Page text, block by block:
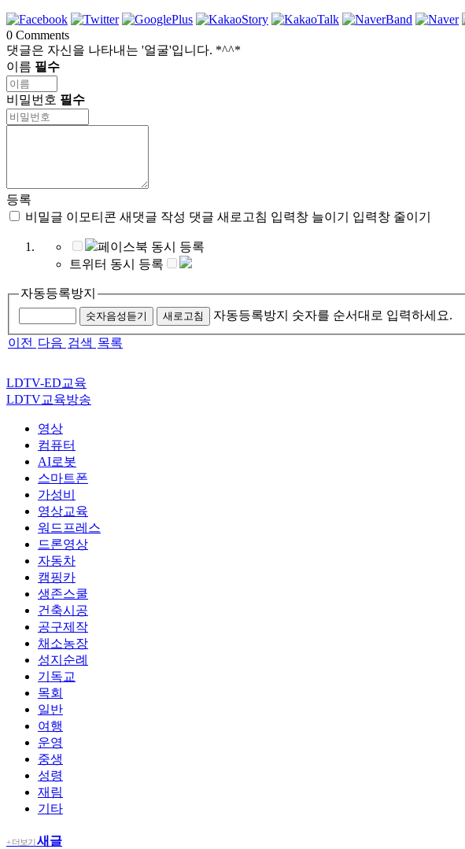
0 Comments
댓글은 자신을 나타내는 '얼굴'입니다. *^^*
이름 필수
비밀번호 필수
등록
비밀글 이모티콘 새댓글 작성 댓글 새로고침 입력창 늘이기 입력창 줄이기
페이스북 동시 등록
트위터 동시 등록
자동등록방지
숫자음성듣기 새로고침 자동등록방지 숫자를 순서대로 입력하세요.
이전 다음 검색 목록
LDTV-ED교육
LDTV교육방송
영상
컴퓨터
AI로봇
스마트폰
가성비
영상교육
워드프레스
드론영상
자동차
캠핑카
생존스쿨
건축시공
공구제작
채소농장
성지순례
기독교
목회
일반
여행
운영
중생
성령
재림
기타
+ 더보기새글